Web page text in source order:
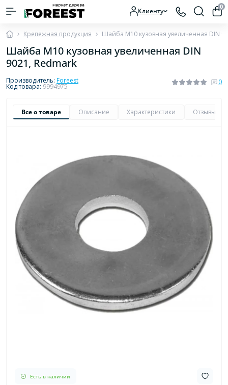
Клиенту 0
Крепежная продукция Шайба М10 кузовная увеличенная DIN
Шайба М10 кузовная увеличенная DIN
9021, Redmark
Производитель: Foreest
Код товара: 9994975
0
Все о товаре Описание Характеристики Отзывы
Есть в наличии